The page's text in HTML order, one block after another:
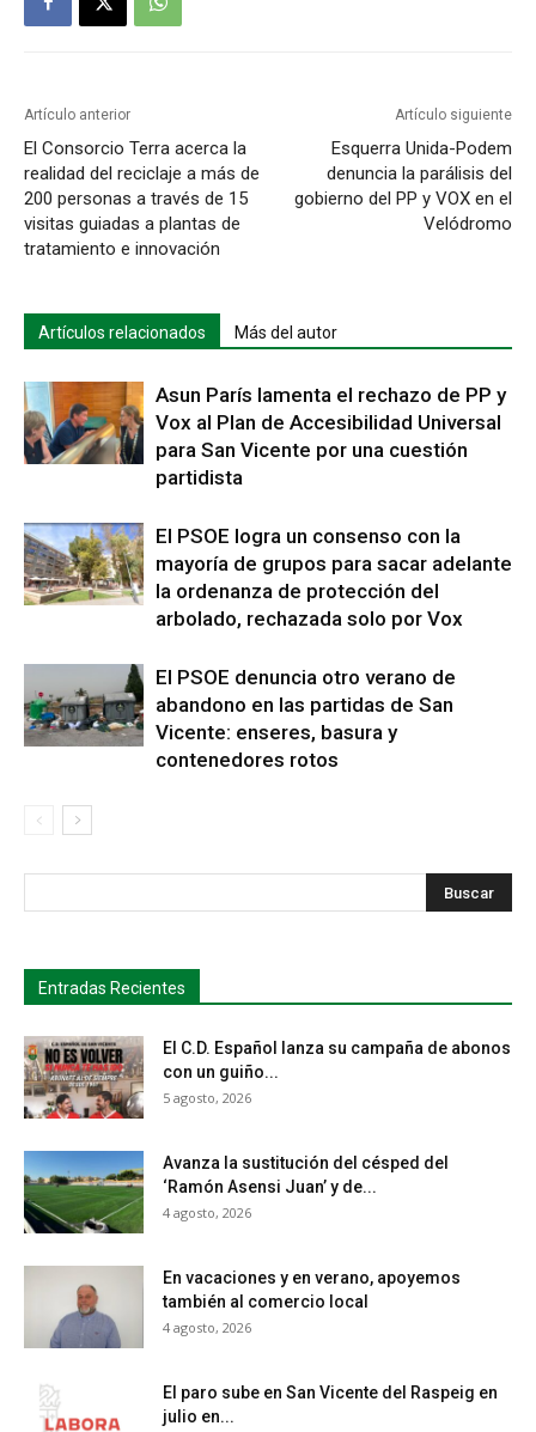
Artículo anterior
El Consorcio Terra acerca la
realidad del reciclaje a más de
200 personas a través de 15
visitas guiadas a plantas de
tratamiento e innovación
Artículo siguiente
Esquerra Unida-Podem
denuncia la parálisis del
gobierno del PP y VOX en el
Velódromo
Artículos relacionados Más del autor
Asun París lamenta el rechazo de PP y
Vox al Plan de Accesibilidad Universal
para San Vicente por una cuestión
partidista
El PSOE logra un consenso con la
mayoría de grupos para sacar adelante
la ordenanza de protección del
arbolado, rechazada solo por Vox
El PSOE denuncia otro verano de
abandono en las partidas de San
Vicente: enseres, basura y
contenedores rotos
Entradas Recientes
El C.D. Español lanza su campaña de abonos
con un guiño...
5 agosto, 2026
Avanza la sustitución del césped del
‘Ramón Asensi Juan’ y de...
4 agosto, 2026
En vacaciones y en verano, apoyemos
también al comercio local
4 agosto, 2026
El paro sube en San Vicente del Raspeig en
julio en...